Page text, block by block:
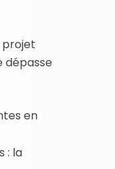
projet
dépasse
en
: la